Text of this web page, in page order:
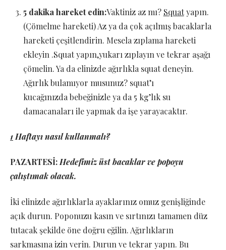
5 dakika hareket edin:Vaktiniz az mı? Squatyapın.
(Çömelme hareketi) Az ya da çok açılmış bacaklarla
hareketi çeşitlendirin. Mesela zıplama hareketi
ekleyin .Squat yapın,yukarı zıplayın ve tekrar aşağı
çömelin. Ya da elinizde ağırlıkla squat deneyin.
Ağırlık bulamıyor musunuz? squat’ı
kucağınızda bebeğinizle ya da 5 kg’lık su
damacanaları ile yapmak da işe yarayacaktır.
1 Haftayı nasıl kullanmalı?
PAZARTESİ:Hedefimiz üst bacaklar ve popoyu
çalıştımak olacak.
İki elinizde ağırlıklarla ayaklarınız omuz genişliğinde
açık durun. Poponuzu kasın ve sırtınızı tamamen düz
tutacak şekilde öne doğru eğilin. Ağırlıkların
sarkmasına izin verin. Durun ve tekrar yapın. Bu